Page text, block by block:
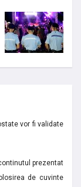
vor fi validate
prezentat
de cuvinte